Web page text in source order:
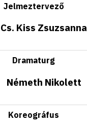
Jelmeztervező
Cs. Kiss Zsuzsanna
Dramaturg
Németh Nikolett
Koreográfus